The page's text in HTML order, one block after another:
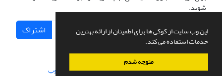
این وب سایت از کوکی ها برای اطمینان از ارائه بهترین
خدمات استفاده می کند.
متوجه شدم
شوید.
اشتراک
سامانه مدیریت نشریات علمی.طراحی و پیاده سازی از سیناوب